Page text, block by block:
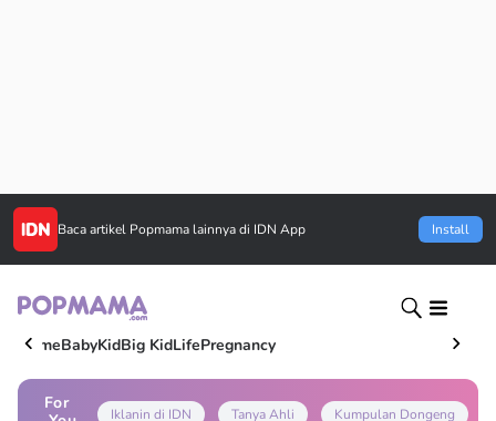
Baca artikel Popmama lainnya di IDN App Install
HomeBabyKidBig KidLifePregnancy
For
Iklanin di IDN Tanya Ahli Kumpulan Dongeng